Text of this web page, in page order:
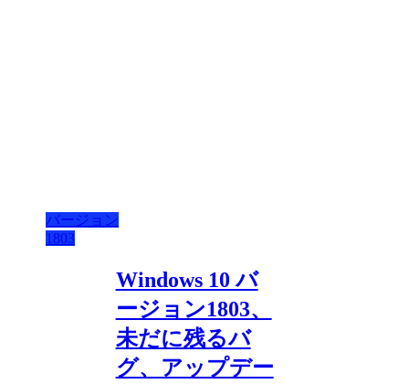
バージョン
1803
Windows 10 バ
ージョン1803、
未だに残るバ
グ、アップデー